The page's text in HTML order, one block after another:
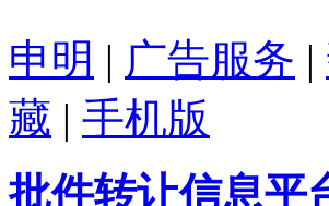
申明 | 广告服务 |
藏 | 手机版
批件转让信息平